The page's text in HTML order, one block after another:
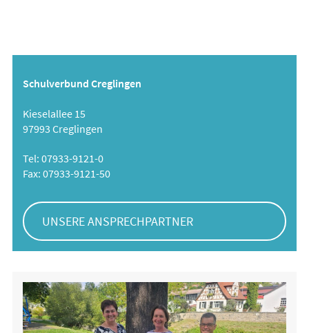
Schulverbund Creglingen
Kieselallee 15
97993 Creglingen
Tel: 07933-9121-0
Fax: 07933-9121-50
UNSERE ANSPRECHPARTNER